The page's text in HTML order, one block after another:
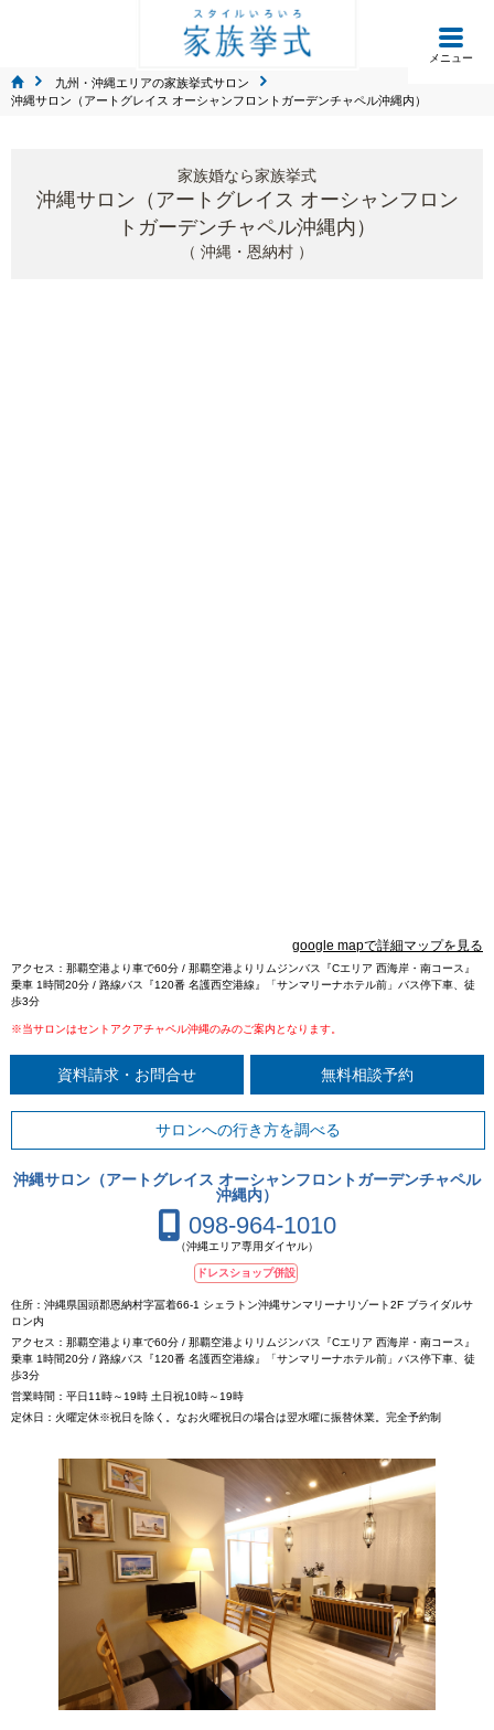
メニュー
九州・沖縄エリアの家族挙式サロン
沖縄サロン（アートグレイス オーシャンフロントガーデンチャペル沖縄内）
家族婚なら家族挙式
沖縄サロン（アートグレイス オーシャンフロン
トガーデンチャペル沖縄内）
（ 沖縄・恩納村 ）
google mapで詳細マップを見る
アクセス：那覇空港より車で60分 / 那覇空港よりリムジンバス『Cエリア 西海岸・南コース』
乗車 1時間20分 / 路線バス『120番 名護西空港線』「サンマリーナホテル前」バス停下車、徒
歩3分
※当サロンはセントアクアチャペル沖縄のみのご案内となります。
資料請求・お問合せ 無料相談予約
サロンへの行き方を調べる
沖縄サロン（アートグレイス オーシャンフロントガーデンチャペル
沖縄内）
098-964-1010
（沖縄エリア専用ダイヤル）
ドレスショップ併設
住所：沖縄県国頭郡恩納村字冨着66-1 シェラトン沖縄サンマリーナリゾート2F ブライダルサ
ロン内
アクセス：那覇空港より車で60分 / 那覇空港よりリムジンバス『Cエリア 西海岸・南コース』
乗車 1時間20分 / 路線バス『120番 名護西空港線』「サンマリーナホテル前」バス停下車、徒
歩3分
営業時間：平日11時～19時 土日祝10時～19時
定休日：火曜定休※祝日を除く。なお火曜祝日の場合は翌水曜に振替休業。完全予約制